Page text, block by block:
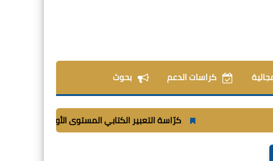
كراسات الدعم بحوث
كرّاسة التعبير الكتابي المستوى الأول ابتدائي_